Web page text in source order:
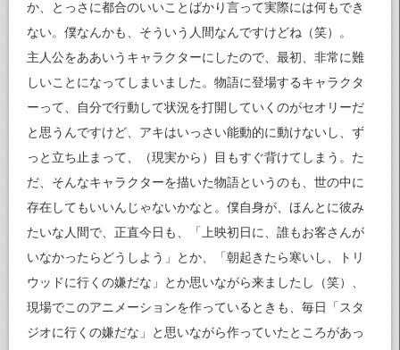
か、とっさに都合のいいことばかり言って実際には何もでき
ない。僕なんかも、そういう人間なんですけどね（笑）。
主人公をああいうキャラクターにしたので、最初、非常に難
しいことになってしまいました。物語に登場するキャラクタ
ーって、自分で行動して状況を打開していくのがセオリーだ
と思うんですけど、アキはいっさい能動的に動けないし、ず
っと立ち止まって、（現実から）目もすぐ背けてしまう。た
だ、そんなキャラクターを描いた物語というのも、世の中に
存在してもいいんじゃないかなと。僕自身が、ほんとに彼み
たいな人間で、正直今日も、「上映初日に、誰もお客さんが
いなかったらどうしよう」とか、「朝起きたら寒いし、トリ
ウッドに行くの嫌だな」とか思いながら来ましたし（笑）、
現場でこのアニメーションを作っているときも、毎日「スタ
ジオに行くの嫌だな」と思いながら作っていたところがあっ